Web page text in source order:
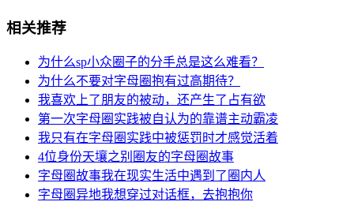
相关推荐
为什么sp小众圈子的分手总是这么难看？
为什么不要对字母圈抱有过高期待？
我喜欢上了朋友的被动，还产生了占有欲
第一次字母圈实践被自认为的靠谱主动霸凌
我只有在字母圈实践中被惩罚时才感觉活着
4位身份天壤之别圈友的字母圈故事
字母圈故事我在现实生活中遇到了圈内人
字母圈异地我想穿过对话框，去抱抱你